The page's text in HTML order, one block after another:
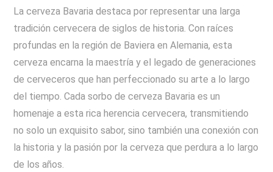
La cerveza Bavaria destaca por representar una larga
tradición cervecera de siglos de historia. Con raíces
profundas en la región de Baviera en Alemania, esta
cerveza encarna la maestría y el legado de generaciones
de cerveceros que han perfeccionado su arte a lo largo
del tiempo. Cada sorbo de cerveza Bavaria es un
homenaje a esta rica herencia cervecera, transmitiendo
no solo un exquisito sabor, sino también una conexión con
la historia y la pasión por la cerveza que perdura a lo largo
de los años.